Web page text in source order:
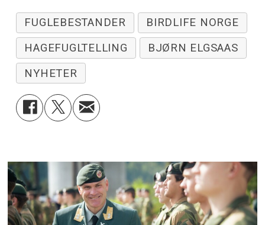
FUGLEBESTANDER
BIRDLIFE NORGE
HAGEFUGLTELLING
BJØRN ELGSAAS
NYHETER